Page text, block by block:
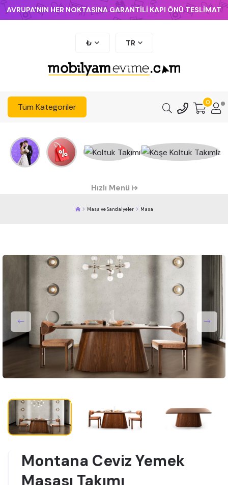
AVRUPA'NIN HER NOKTASINA GARANTİLİ KAPI ÖNÜ TESLİMAT
₺ TR
Tüm Kategoriler 0
Hızlı Menü
Masa ve Sandalyeler Masa
Montana Ceviz Yemek
Masası Takımı